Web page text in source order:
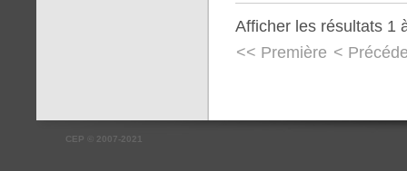
Afficher les résultats 1
<< Première <
CEP 2007-2021